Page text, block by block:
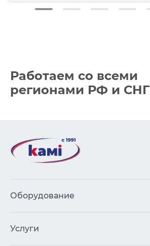
Работаем со всеми
регионами РФ и СНГ
Оборудование
Услуги